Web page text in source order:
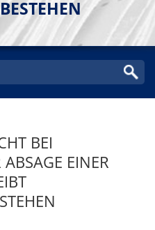
BEI
EINER